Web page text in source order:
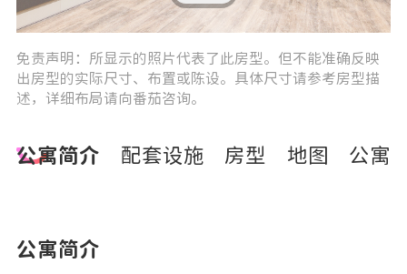
免责声明：所显示的照片代表了此房型。但不能准确反映
出房型的实际尺寸、布置或陈设。具体尺寸请参考房型描
述，详细布局请向番茄咨询。
公寓简介 配套设施 房型 地图 公寓
公寓简介